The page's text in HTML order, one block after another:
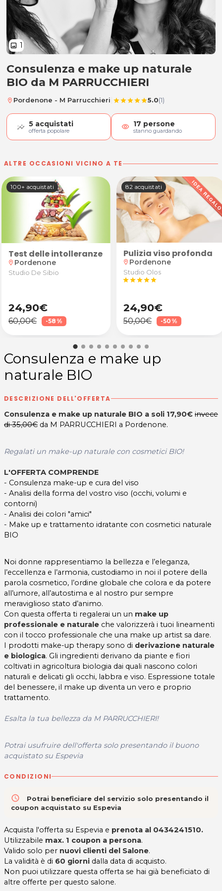
image 1
Consulenza e make up naturale
Consulenza e make up naturale
BIO da M PARRUCCHIERI
location_on Pordenone - M Parrucchieri starstarstarstarstar5.0(1)
5 acquistati
offerta popolare visibility 17 persone
stanno guardando
ALTRE OCCASIONI VICINO A TE
idratante da Elisa Perez Arte Capelli a
anamnesi, valutazione degli obiettivi e test
100+ acquistati
Test delle intolleranze alimentari
location_on Pordenone
Studio De Sibio
24,90€
60,00€ -58%
82 acquistati
Pulizia viso profonda
location_on Pordenone
Studio Olos
starstarstarstarstar
24,90€
50,00€ -50%
Consulenza e make up
naturale BIO
DESCRIZIONE DELL'OFFERTA
Consulenza e make up naturale BIO a soli 17,90€ invece
di 35,00€ da M PARRUCCHIERI a Pordenone.
Regalati un make-up naturale con cosmetici BIO!
L'OFFERTA COMPRENDE
- Consulenza make-up e cura del viso
- Analisi della forma del vostro viso (occhi, volumi e
contorni)
- Analisi dei colori "amici"
- Make up e trattamento idratante con cosmetici naturale
BIO
Noi donne rappresentiamo la bellezza e l’eleganza,
l’eccellenza e l’armonia, custodiamo in noi il potere della
parola cosmetico, l’ordine globale che colora e da potere
all’umore, all’autostima e al nostro pur sempre
meraviglioso stato d’animo.
Con questa offerta ti regalerai un un make up
professionale e naturale che valorizzerà i tuoi lineamenti
con il tocco professionale che una make up artist sa dare.
I prodotti make-up therapy sono di derivazione naturale
e biologica. Gli ingredienti derivano da piante e fiori
coltivati in agricoltura biologia dai quali nascono colori
naturali e delicati gli occhi, labbra e viso. Espressione totale
del benessere, il make up diventa un vero e proprio
trattamento.
Esalta la tua bellezza da M PARRUCCHIERI!
Potrai usufruire dell'offerta solo presentando il buono
acquistato su Espevia
CONDIZIONI
access_time
Potrai beneficiare del servizio solo presentando il
coupon acquistato su Espevia
Acquista l'offerta su Espevia e prenota al 0434241510.
Utilizzabile max. 1 coupon a persona.
Valido solo per nuovi clienti del Salone.
La validità è di 60 giorni dalla data di acquisto.
Non puoi utilizzare questa offerta se hai già beneficiato di
altre offerte per questo salone.